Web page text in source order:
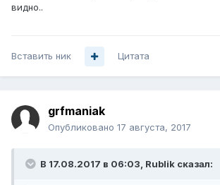
видно..
Вставить ник Цитата
grfmaniak
Опубликовано 17 августа, 2017
В 17.08.2017 в 06:03, Rublik сказал: